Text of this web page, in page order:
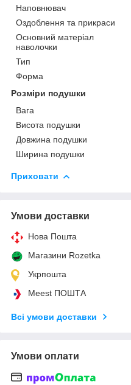
Наповнювач
Оздоблення та прикраси
Основний матеріал
наволочки
Тип
Форма
Розміри подушки
Вага
Висота подушки
Довжина подушки
Ширина подушки
Приховати
Умови доставки
Нова Пошта
Магазини Rozetka
Укрпошта
Meest ПОШТА
Всі умови доставки
Умови оплати